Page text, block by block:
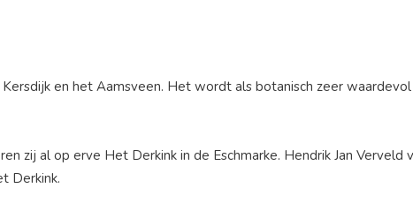
en het Aamsveen. Het wordt als botanisch zeer
zij al op erve Het Derkink in de Eschmarke. Hendrik Jan
Derkink.